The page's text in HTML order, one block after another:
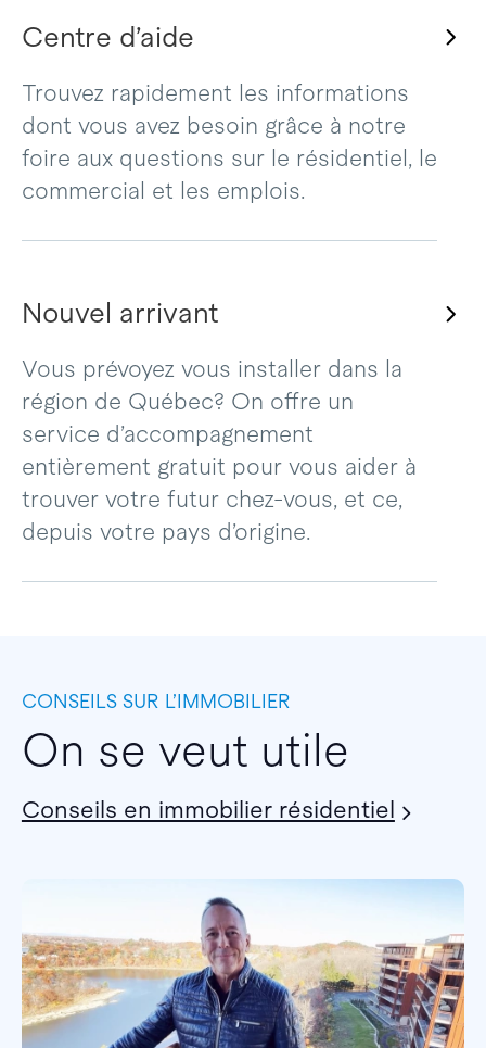
Centre d’aide
Trouvez rapidement les informations
dont vous avez besoin grâce à notre
foire aux questions sur le résidentiel, le
commercial et les emplois.
Nouvel arrivant
Vous prévoyez vous installer dans la
région de Québec? On offre un
service d’accompagnement
entièrement gratuit pour vous aider à
trouver votre futur chez-vous, et ce,
depuis votre pays d’origine.
CONSEILS SUR L’IMMOBILIER
On se veut utile
Conseils en immobilier résidentiel